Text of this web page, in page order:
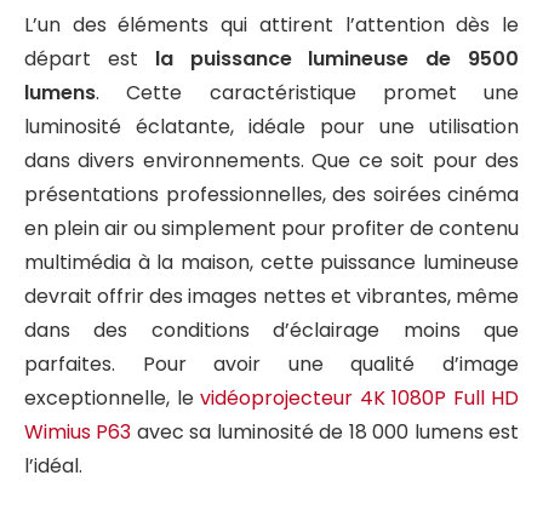
L’un des éléments qui attirent l’attention dès le
départ est la puissance lumineuse de 9500
lumens. Cette caractéristique promet une
luminosité éclatante, idéale pour une utilisation
dans divers environnements. Que ce soit pour des
présentations professionnelles, des soirées cinéma
en plein air ou simplement pour profiter de contenu
multimédia à la maison, cette puissance lumineuse
devrait offrir des images nettes et vibrantes, même
dans des conditions d’éclairage moins que
parfaites. Pour avoir une qualité d’image
exceptionnelle, le vidéoprojecteur 4K 1080P Full HD
Wimius P63 avec sa luminosité de 18 000 lumens est
l’idéal.